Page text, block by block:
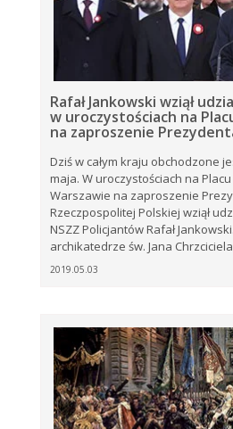
Rafał Jankowski wziął
w uroczystościach na
na zaproszenie
Dziś w całym kraju obchodzone
maja. W uroczystościach na
Warszawie na zaproszenie
Rzeczpospolitej Polskiej wziął
NSZZ Policjantów Rafał
archikatedrze św. Jana
2019.05.03